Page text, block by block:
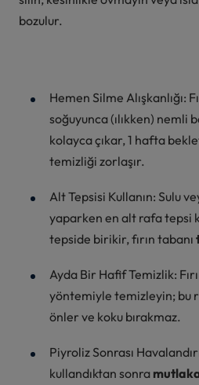
bozulur.
Hemen Silme Alışkanlığı:
soğuyunca (ılıkken) nemli
kolayca çıkar, 1 hafta
temizliği zorlaşır.
Alt Tepsisi Kullanın: Sulu
yaparken en alt rafa tepsi
tepside birikir, fırın tabanı
Ayda Bir Hafif Temizlik:
yöntemiyle temizleyin; bu
önler ve koku bırakmaz.
Piyroliz Sonrası
kullandıktan sonra